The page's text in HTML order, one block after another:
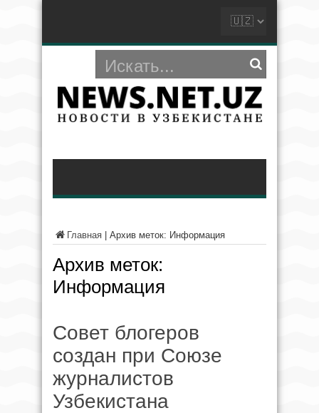
Главная Архив меток: Информация
Архив меток:
Информация
Совет блогеров
создан при Союзе
журналистов
Узбекистана